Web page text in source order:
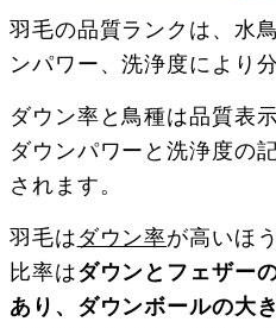
羽毛の品質ランクは、水
ンパワー、洗浄度により
ダウン率と鳥種は品質表
ダウンパワーと洗浄度の
されます。
羽毛は ダウン率が高いほ
比率はダウンとフェザー
あり、ダウンボールの大